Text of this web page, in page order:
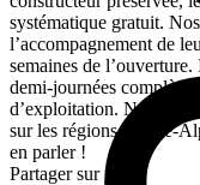
systématique gratuit.
l’accompagnement de
semaines de
demi-journées
d’exploitation. Nous
sur les régions Rhône-
en parler !
Partager sur :